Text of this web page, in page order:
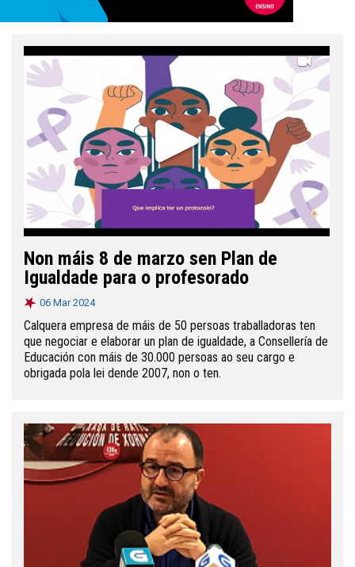
Non máis 8 de marzo sen Plan de
Igualdade para o profesorado
06 Mar 2024
Calquera empresa de máis de 50 persoas traballadoras ten
que negociar e elaborar un plan de igualdade, a Consellería de
Educación con máis de 30.000 persoas ao seu cargo e
obrigada pola lei dende 2007, non o ten.